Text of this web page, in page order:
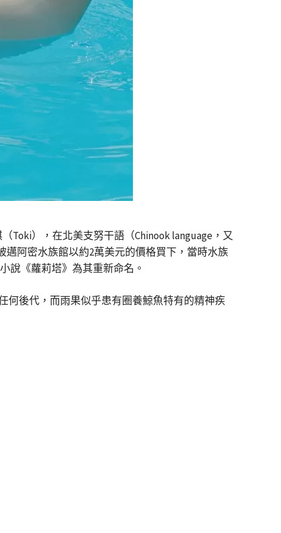
Toki），在北美支努干語（Chinook language，又
阿密水族館以約2萬美元的價格買下，當時水族
說《蘿莉塔》為其重新命名。
何後代，而雨果似乎患有圈養鯨魚特有的精神疾